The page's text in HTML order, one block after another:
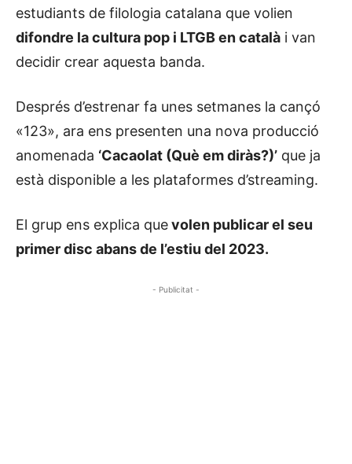
estudiants de filologia catalana que volien
difondre la cultura pop i LTGB en català i van
decidir crear aquesta banda.
Després d’estrenar fa unes setmanes la cançó
«123», ara ens presenten una nova producció
anomenada ‘Cacaolat (Què em diràs?)’ que ja
està disponible a les plataformes d’streaming.
El grup ens explica quevolen publicar el seu
primer disc abans de l’estiu del 2023.
- Publicitat -